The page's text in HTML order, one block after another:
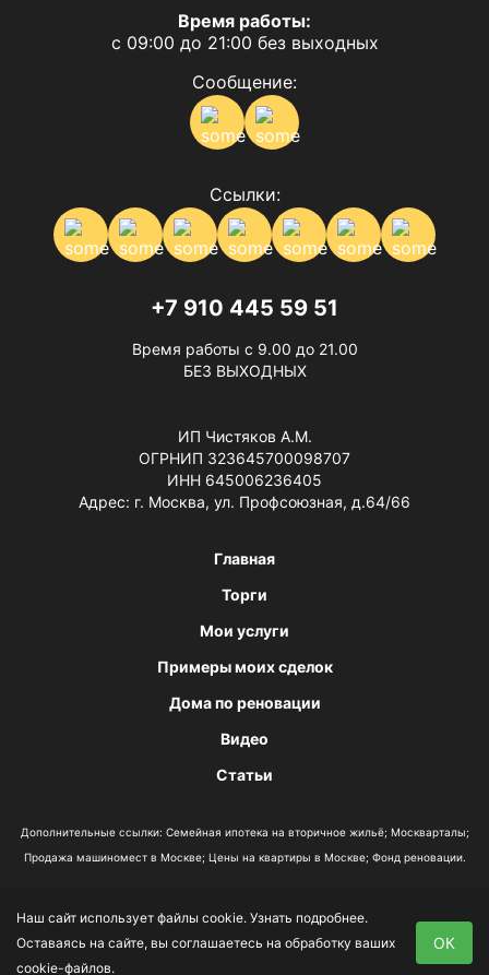
Время работы:
с 09:00 до 21:00 без выходных
Сообщение:
Ссылки:
+7 910 445 59 51
Время работы с 9.00 до 21.00
БЕЗ ВЫХОДНЫХ
ИП Чистяков А.М.
ОГРНИП 323645700098707
ИНН 645006236405
Адрес: г. Москва, ул. Профсоюзная, д.64/66
Главная
Торги
Мои услуги
Примеры моих сделок
Дома по реновации
Видео
Статьи
Дополнительные ссылки: Семейная ипотека на вторичное жильё; Москварталы;
Продажа машиномест в Москве; Цены на квартиры в Москве; Фонд реновации.
Политика конфиденциальности
Согласие на обработку данных
Наш сайт использует файлы cookie. Узнать подробнее.
Оставаясь на сайте, вы соглашаетесь на обработку ваших
cookie-файлов.
ОК